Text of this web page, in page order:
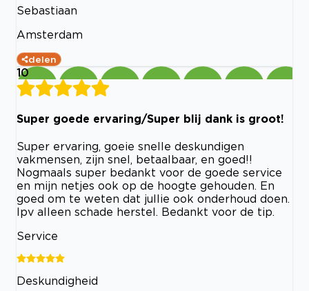
Sebastiaan
Amsterdam
delen
10
Super goede ervaring/Super blij dank is groot!
Super ervaring, goeie snelle deskundigen
vakmensen, zijn snel, betaalbaar, en goed!!
Nogmaals super bedankt voor de goede service
en mijn netjes ook op de hoogte gehouden. En
goed om te weten dat jullie ook onderhoud doen.
Ipv alleen schade herstel. Bedankt voor de tip.
Service
Deskundigheid